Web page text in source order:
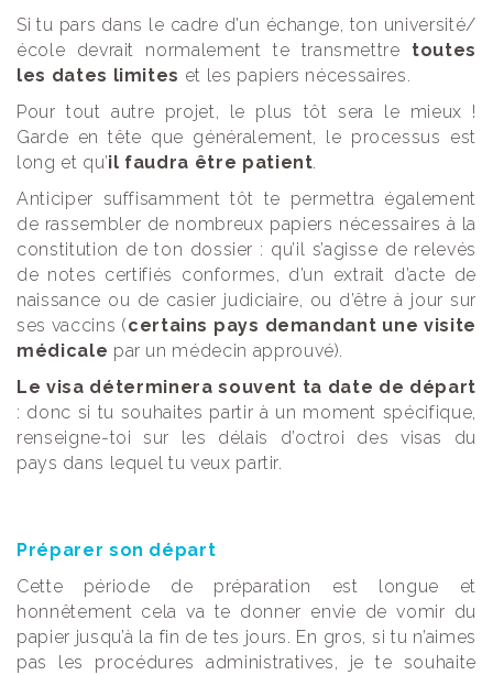
Si tu pars dans le cadre d’un échange, ton université/
école devrait normalement te transmettre toutes
les dates limites et les papiers nécessaires.
Pour tout autre projet, le plus tôt sera le mieux !
Garde en tête que généralement, le processus est
long et qu’il faudra être patient
Anticiper suffisamment tôt te permettra également
de rassembler de nombreux papiers nécessaires à la
constitution de ton dossier : qu’il s’agisse de relevés
de notes certifiés conformes, d’un extrait d’acte de
naissance ou de casier judiciaire, ou d’être à jour sur
ses vaccins (certains pays demandant une visite
médicale par un médecin approuvé).
Le visa déterminera souvent ta date de départ
: donc si tu souhaites partir à un moment spécifique,
renseigne-toi sur les délais d’octroi des visas du
pays dans lequel tu veux partir.
Préparer son départ
Cette période de préparation est longue et
honnêtement cela va te donner envie de vomir du
papier jusqu’à la fin de tes jours. En gros, si tu n’aimes
pas les procédures administratives, je te souhaite